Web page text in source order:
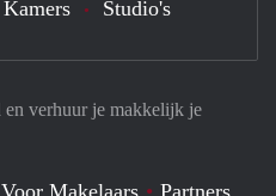
verhuur je makkelijk je
Voor Makelaars Partners
Kamers Studio's